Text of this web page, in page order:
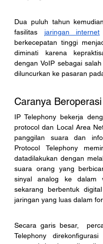
Dua puluh tahun
fasilitas jaringan internet
berkecepatan tinggi
diminati karena
dengan VoIP sebagai
diluncurkan ke pasaran
Caranya Beroperasi
IP Telephony bekerja
protocol dan Local Area
panggilan suara dan
Protocol Telephony
datadilakukan dengan
suara orang yang
sinyal analog ke dalam
sekarang berbentuk
jaringan yang luas dalam
Secara garis besar,
Telephony